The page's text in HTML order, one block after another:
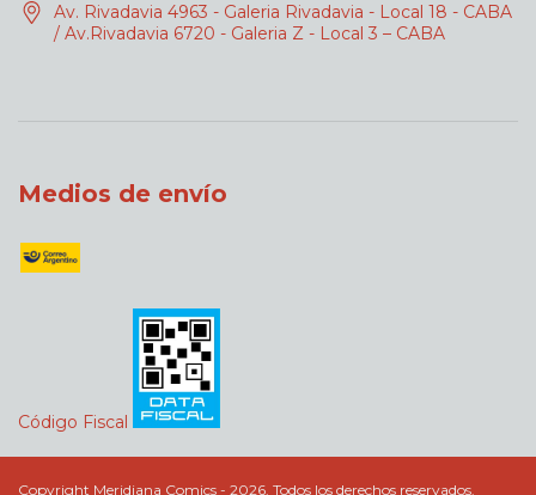
Av. Rivadavia 4963 - Galeria Rivadavia - Local 18 - CABA
/ Av.Rivadavia 6720 - Galeria Z - Local 3 – CABA
Medios de envío
Código Fiscal
Copyright Meridiana Comics - 2026. Todos los derechos reservados.